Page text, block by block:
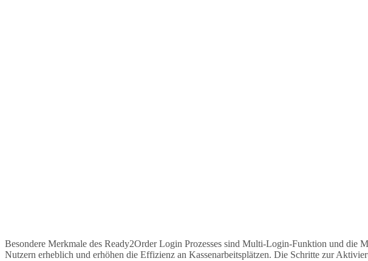
Besondere Merkmale des Ready2Order Login Prozesses sind Multi-Login-Funktion und die
Nutzern erheblich und erhöhen die Effizienz an Kassenarbeitsplätzen. Die Schritte zur